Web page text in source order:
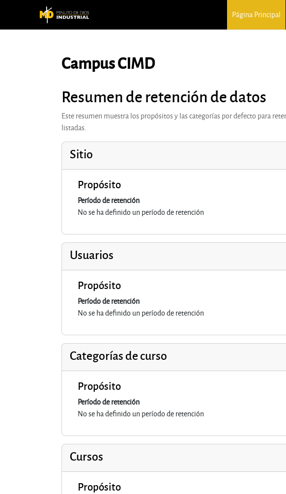
Página Principal
Campus CIMD
Resumen de retención de datos
Este resumen muestra los propósitos y las categorías por defecto para
listadas.
Sitio
Propósito
Período de retención
No se ha definido un período de retención
Usuarios
Propósito
Período de retención
No se ha definido un período de retención
Categorías de curso
Propósito
Período de retención
No se ha definido un período de retención
Cursos
Propósito